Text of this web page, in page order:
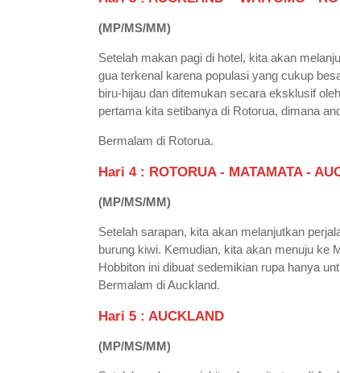
(MP/MS/MM)
Setelah makan pagi di hotel, kita akan
gua terkenal karena populasi yang cukup
biru-hijau dan ditemukan secara eksklusif
pertama kita setibanya di Rotorua, dimana
Bermalam di Rotorua.
Hari 4 : ROTORUA - MATAMATA - A
(MP/MS/MM)
Setelah sarapan, kita akan melanjutkan
burung kiwi. Kemudian, kita akan menuju ke
Hobbiton ini dibuat sedemikian rupa hanya
Bermalam di Auckland.
Hari 5 : AUCKLAND
(MP/MS/MM)